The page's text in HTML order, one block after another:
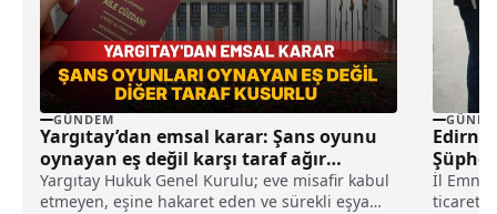
GÜNDEM
Yargıtay’dan emsal karar: Şans oyunu
oynayan eş değil karşı taraf ağır
kusurlu sayıldı
Yargıtay Hukuk Genel Kurulu; eve misafir kabul
etmeyen, eşine hakaret eden ve sürekli eşya
İl